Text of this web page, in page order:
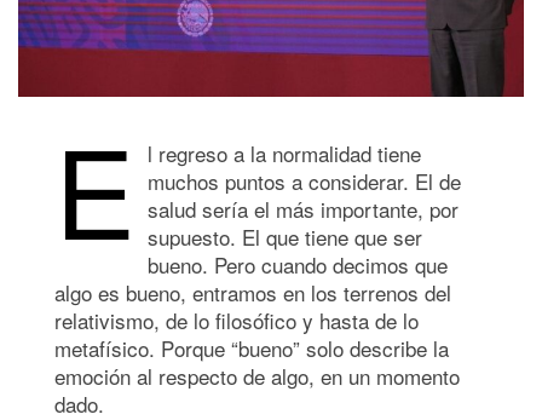
E
l regreso a la normalidad tiene
muchos puntos a considerar. El de
salud sería el más importante, por
supuesto. El que tiene que ser
bueno. Pero cuando decimos que
algo es bueno, entramos en los terrenos del
relativismo, de lo filosófico y hasta de lo
metafísico. Porque “bueno” solo describe la
emoción al respecto de algo, en un momento
dado.